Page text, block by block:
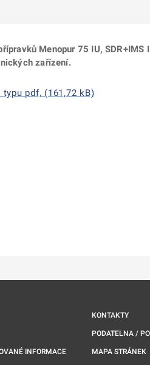
Menopur 75 IU, SDR+IMS
zařízení.
pdf, (161,72 kB)
INFORMACE
KONTAKTY
PODATELNA /
MAPA STRÁNEK